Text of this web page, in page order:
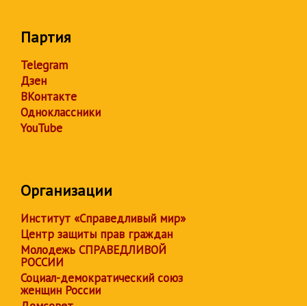
Партия
Telegram
Дзен
ВКонтакте
Одноклассники
YouTube
Организации
Институт «Справедливый мир»
Центр защиты прав граждан
Молодежь СПРАВЕДЛИВОЙ
РОССИИ
Социал-демократический союз
женщин России